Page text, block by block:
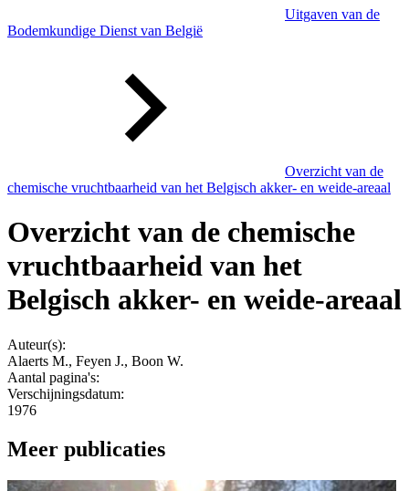
Uitgaven van de
Bodemkundige Dienst van België
Overzicht van de
chemische vruchtbaarheid van het Belgisch akker- en weide-areaal
Overzicht van de chemische
vruchtbaarheid van het
Belgisch akker- en weide-areaal
Auteur(s):
Alaerts M., Feyen J., Boon W.
Aantal pagina's:
Verschijningsdatum:
1976
Meer publicaties